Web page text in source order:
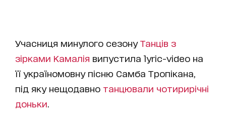
Учасниця минулого сезону Танців з
зірками Камалія випустила lyric-video на
її україномовну пісню Самба Тропікана,
під яку нещодавно танцювали чотирирічні
доньки